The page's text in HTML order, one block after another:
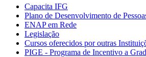
Capacita IFG
Plano de Desenvolvimento de
ENAP em Rede
Legislação
Cursos oferecidos por outras
PIGE - Programa de Incentivo a